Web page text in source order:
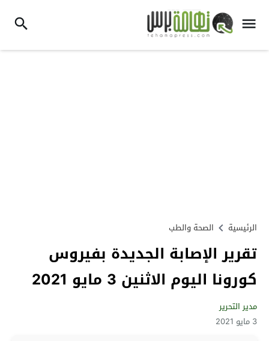
الرئيسية الصحة والطب
تقرير الإصابة الجديدة بفيروس
كورونا اليوم الاثنين 3 مايو 2021
مدير التحرير
3 مايو 2021